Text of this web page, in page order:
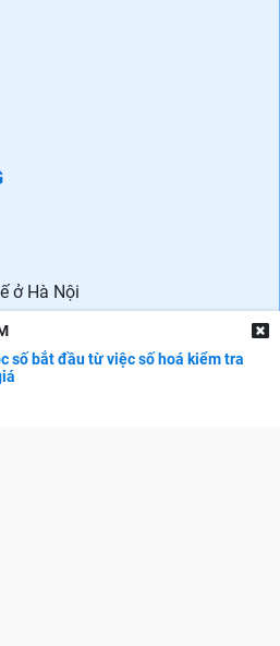
ở Hà Nội
tế tại TPHCM
số bắt đầu từ việc số hoá kiểm tra